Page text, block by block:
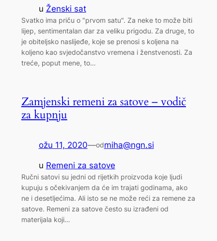
u Ženski sat
Svatko ima priču o "prvom satu". Za neke to može biti
lijep, sentimentalan dar za veliku prigodu. Za druge, to
je obiteljsko naslijeđe, koje se prenosi s koljena na
koljeno kao svjedočanstvo vremena i ženstvenosti. Za
treće, poput mene, to…
Zamjenski remeni za satove – vodič
za kupnju
ožu 11, 2020—odmiha@ngn.si
u Remeni za satove
Ručni satovi su jedni od rijetkih proizvoda koje ljudi
kupuju s očekivanjem da će im trajati godinama, ako
ne i desetljećima. Ali isto se ne može reći za remene za
satove. Remeni za satove često su izrađeni od
materijala koji…